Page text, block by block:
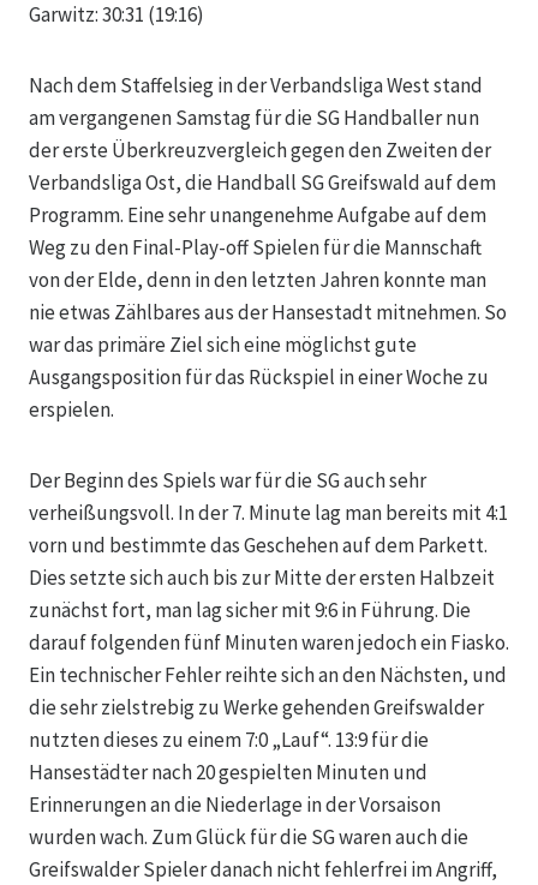
Garwitz: 30:31 (19:16)
Nach dem Staffelsieg in der Verbandsliga West stand
am vergangenen Samstag für die SG Handballer nun
der erste Überkreuzvergleich gegen den Zweiten der
Verbandsliga Ost, die Handball SG Greifswald auf dem
Programm. Eine sehr unangenehme Aufgabe auf dem
Weg zu den Final-Play-off Spielen für die Mannschaft
von der Elde, denn in den letzten Jahren konnte man
nie etwas Zählbares aus der Hansestadt mitnehmen. So
war das primäre Ziel sich eine möglichst gute
Ausgangsposition für das Rückspiel in einer Woche zu
erspielen.
Der Beginn des Spiels war für die SG auch sehr
verheißungsvoll. In der 7. Minute lag man bereits mit 4:1
vorn und bestimmte das Geschehen auf dem Parkett.
Dies setzte sich auch bis zur Mitte der ersten Halbzeit
zunächst fort, man lag sicher mit 9:6 in Führung. Die
darauf folgenden fünf Minuten waren jedoch ein Fiasko.
Ein technischer Fehler reihte sich an den Nächsten, und
die sehr zielstrebig zu Werke gehenden Greifswalder
nutzten dieses zu einem 7:0 „Lauf“. 13:9 für die
Hansestädter nach 20 gespielten Minuten und
Erinnerungen an die Niederlage in der Vorsaison
wurden wach. Zum Glück für die SG waren auch die
Greifswalder Spieler danach nicht fehlerfrei im Angriff,